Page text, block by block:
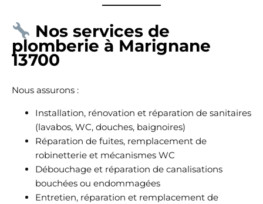
Nos services de
plomberie à Marignane
13700
Nous assurons :
Installation, rénovation et réparation de sanitaires
(lavabos, WC, douches, baignoires)
Réparation de fuites, remplacement de
robinetterie et mécanismes WC
Débouchage et réparation de canalisations
bouchées ou endommagées
Entretien, réparation et remplacement de